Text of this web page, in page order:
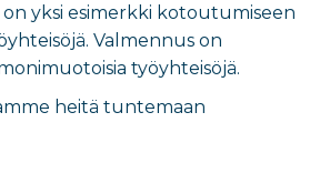
yksi esimerkki kotoutumiseen
Valmennus on
työyhteisöjä.
heitä tuntemaan